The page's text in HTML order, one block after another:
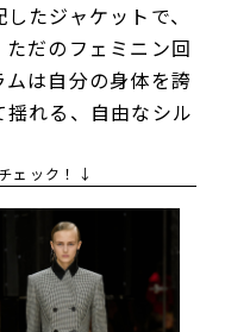
たジャケットで、
だのフェミニン回
は自分の身体を誇
れる、自由なシル
ェック！↓